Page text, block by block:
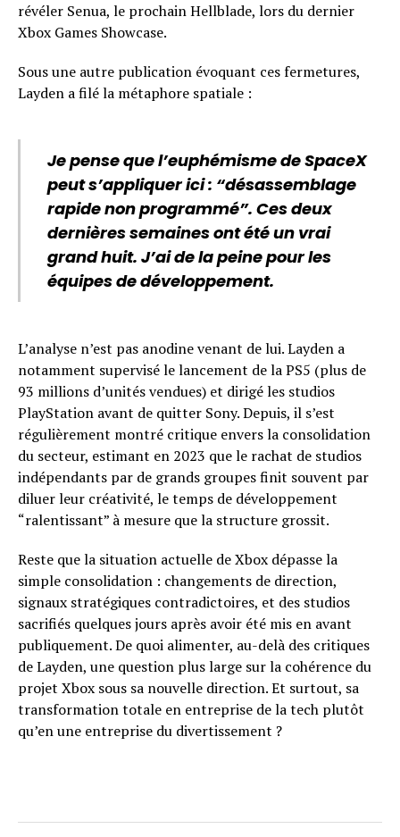
révéler Senua, le prochain Hellblade, lors du dernier
Xbox Games Showcase.
Sous une autre publication évoquant ces fermetures,
Layden a filé la métaphore spatiale :
Je pense que l’euphémisme de SpaceX
peut s’appliquer ici : “désassemblage
rapide non programmé”. Ces deux
dernières semaines ont été un vrai
grand huit. J’ai de la peine pour les
équipes de développement.
L’analyse n’est pas anodine venant de lui. Layden a
notamment supervisé le lancement de la PS5 (plus de
93 millions d’unités vendues) et dirigé les studios
PlayStation avant de quitter Sony. Depuis, il s’est
régulièrement montré critique envers la consolidation
du secteur, estimant en 2023 que le rachat de studios
indépendants par de grands groupes finit souvent par
diluer leur créativité, le temps de développement
“ralentissant” à mesure que la structure grossit.
Reste que la situation actuelle de Xbox dépasse la
simple consolidation : changements de direction,
signaux stratégiques contradictoires, et des studios
sacrifiés quelques jours après avoir été mis en avant
publiquement. De quoi alimenter, au-delà des critiques
de Layden, une question plus large sur la cohérence du
projet Xbox sous sa nouvelle direction. Et surtout, sa
transformation totale en entreprise de la tech plutôt
qu’en une entreprise du divertissement ?